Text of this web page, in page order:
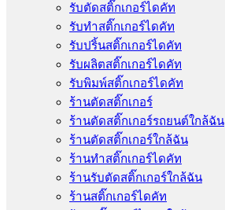
รับตัดสติ๊กเกอร์ไดคัท
รับทําสติ๊กเกอร์ไดคัท
รับปริ้นสติ๊กเกอร์ไดคัท
รับผลิตสติ๊กเกอร์ไดคัท
รับพิมพ์สติ๊กเกอร์ไดคัท
ร้านตัดสติ๊กเกอร์
ร้านตัดสติ๊กเกอร์รถยนต์ใกล้ฉัน
ร้านตัดสติ๊กเกอร์ใกล้ฉัน
ร้านทําสติ๊กเกอร์ไดคัท
ร้านรับตัดสติ๊กเกอร์ใกล้ฉัน
ร้านสติ๊กเกอร์ไดคัท